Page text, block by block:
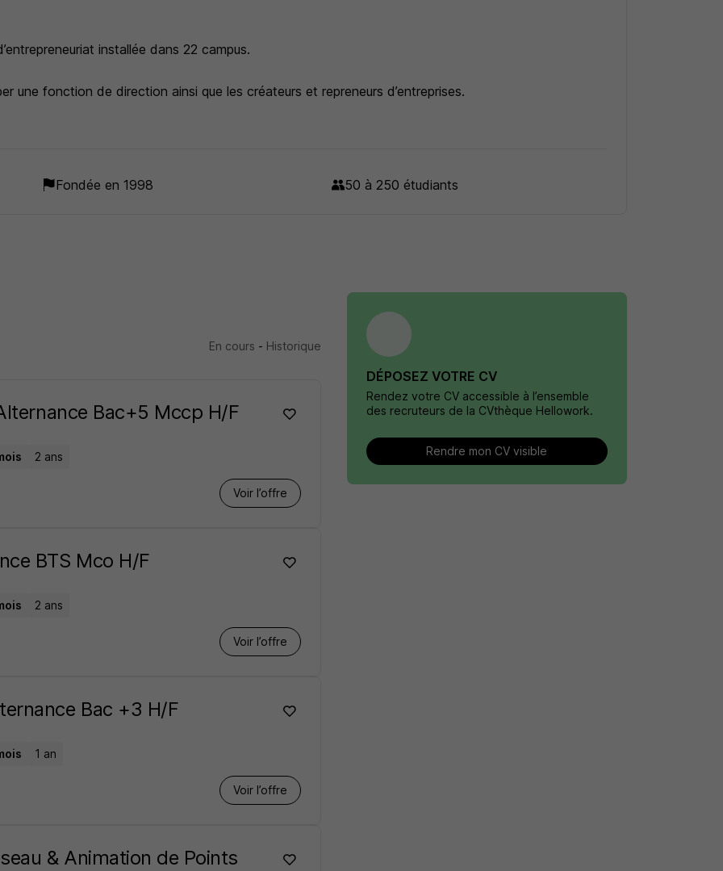
installée dans 22 campus.
une fonction de direction ainsi que les créateurs et repreneurs d’entreprises.
formation professionnalisante au plus près des métiers et des entreprises. Plus qu’un diplôme, vous
Fondée en 1998 50 à 250 étudiants
En cours - Historique
Bac+5 Mccp H/F
2 ans
Voir l’offre
BTS Mco H/F
2 ans
Voir l’offre
Bac +3 H/F
1 an
Voir l’offre
& Animation de Points
DÉPOSEZ VOTRE CV
Rendez votre CV accessible à l’ensemble
des recruteurs de la CVthèque Hellowork.
Rendre mon CV visible